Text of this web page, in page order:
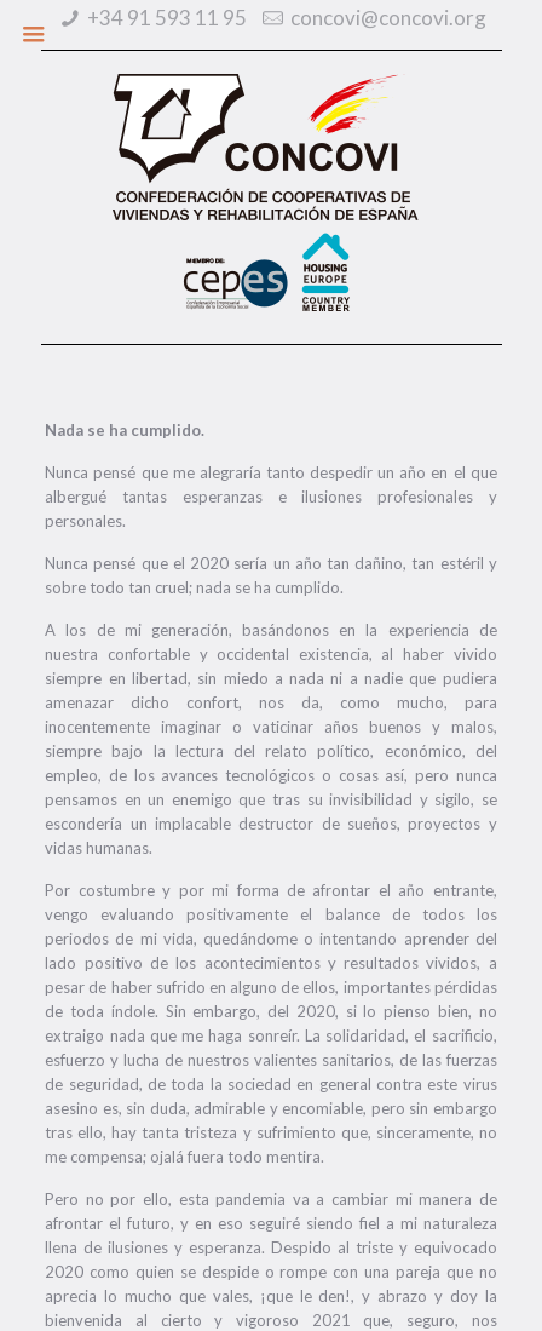
+34 91 593 11 95 concovi@concovi.org
Nada se ha cumplido.
Nunca pensé que me alegraría tanto despedir un año en el que
albergué tantas esperanzas e ilusiones profesionales y
personales.
Nunca pensé que el 2020 sería un año tan dañino, tan estéril y
sobre todo tan cruel; nada se ha cumplido.
A los de mi generación, basándonos en la experiencia de
nuestra confortable y occidental existencia, al haber vivido
siempre en libertad, sin miedo a nada ni a nadie que pudiera
amenazar dicho confort, nos da, como mucho, para
inocentemente imaginar o vaticinar años buenos y malos,
siempre bajo la lectura del relato político, económico, del
empleo, de los avances tecnológicos o cosas así, pero nunca
pensamos en un enemigo que tras su invisibilidad y sigilo, se
escondería un implacable destructor de sueños, proyectos y
vidas humanas.
Por costumbre y por mi forma de afrontar el año entrante,
vengo evaluando positivamente el balance de todos los
periodos de mi vida, quedándome o intentando aprender del
lado positivo de los acontecimientos y resultados vividos, a
pesar de haber sufrido en alguno de ellos, importantes pérdidas
de toda índole. Sin embargo, del 2020, si lo pienso bien, no
extraigo nada que me haga sonreír. La solidaridad, el sacrificio,
esfuerzo y lucha de nuestros valientes sanitarios, de las fuerzas
de seguridad, de toda la sociedad en general contra este virus
asesino es, sin duda, admirable y encomiable, pero sin embargo
tras ello, hay tanta tristeza y sufrimiento que, sinceramente, no
me compensa; ojalá fuera todo mentira.
Pero no por ello, esta pandemia va a cambiar mi manera de
afrontar el futuro, y en eso seguiré siendo fiel a mi naturaleza
llena de ilusiones y esperanza. Despido al triste y equivocado
2020 como quien se despide o rompe con una pareja que no
aprecia lo mucho que vales, ¡que le den!, y abrazo y doy la
bienvenida al cierto y vigoroso 2021 que, seguro, nos